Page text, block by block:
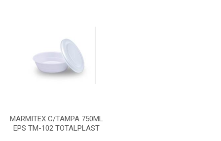
MARMITEX C/TAMPA 750ML
EPS TM-102 TOTALPLAST